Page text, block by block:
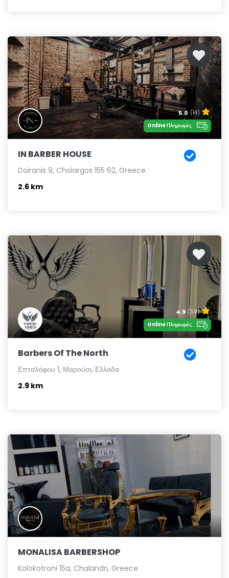
5.0 (14)
Online Πληρωμές
IN BARBER HOUSE
Doiranis 9, Cholargos 155 62, Greece
2.6 km
4.9 (59)
Online Πληρωμές
Barbers Of The North
Επταλόφου 1, Μαρούσι, Ελλάδα
2.9 km
MONALISA BARBERSHOP
Kolokotroni 15a, Chalandri, Greece